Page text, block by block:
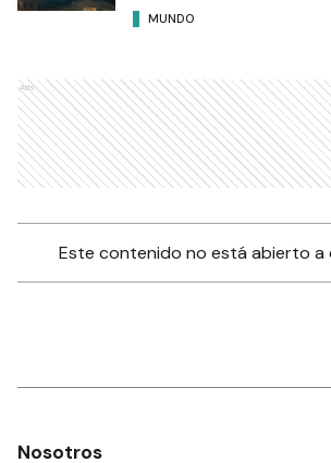
MUNDO
Ads
Este contenido no está abierto a
Nosotros